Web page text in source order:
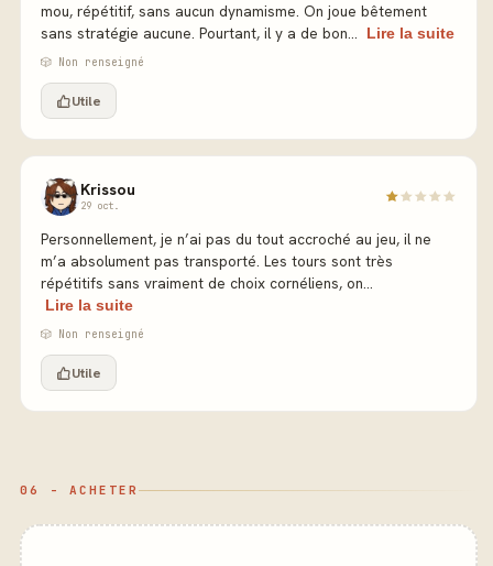
mou, répétitif, sans aucun dynamisme. On joue bêtement
sans stratégie aucune. Pourtant, il y a de bon...
Lire la suite
🎲 Non renseigné
Utile
Krissou
29 oct.
Personnellement, je n’ai pas du tout accroché au jeu, il ne
m’a absolument pas transporté. Les tours sont très
répétitifs sans vraiment de choix cornéliens, on...
Lire la suite
🎲 Non renseigné
Utile
06 - ACHETER